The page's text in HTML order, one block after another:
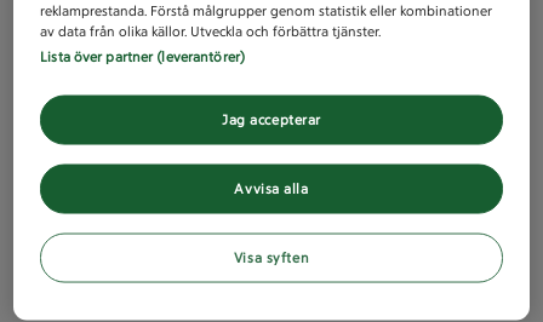
reklamprestanda. Förstå målgrupper genom statistik eller kombinationer
av data från olika källor. Utveckla och förbättra tjänster.
Lista över partner (leverantörer)
Avvisa alla
Jag accepterar
Visa syften